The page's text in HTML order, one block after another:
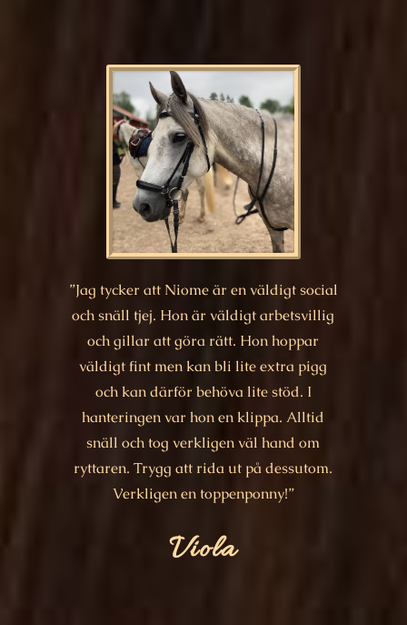
”Jag tycker att Niome är en väldigt social
och snäll tjej. Hon är väldigt arbetsvillig
och gillar att göra rätt. Hon hoppar
väldigt fint men kan bli lite extra pigg
och kan därför behöva lite stöd. I
hanteringen var hon en klippa. Alltid
snäll och tog verkligen väl hand om
ryttaren. Trygg att rida ut på dessutom.
Verkligen en toppenponny!”
Viola